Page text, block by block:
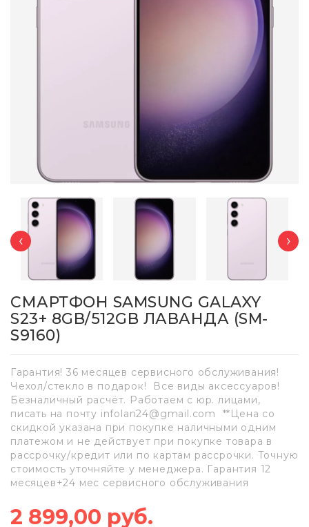
‹ ›
СМАРТФОН SAMSUNG GALAXY
S23+ 8GB/512GB ЛАВАНДА (SM-
S9160)
Гарантия! 36 месяцев сервисного обслуживания!
Чехол/стекло в подарок! Все виды аксессуаров!
Безналичный расчёт. Работаем с юр. лицами,
писать на почту infolan24@gmail.com **Цена со
скидкой указана при покупке наличными одним
платежом и не действует при покупке товара в
рассрочку/кредит или по картам рассрочки. Точную
стоимость уточняйте у менеджера. Гарантия 12
месяцев+24 мес сервисного обслуживания
2 899,00 руб.